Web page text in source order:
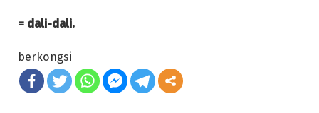
= dali-dali.
berkongsi